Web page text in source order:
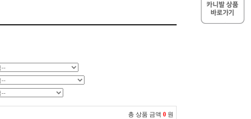
총 상품 금액 0 원